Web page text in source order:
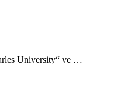
University“ ve …